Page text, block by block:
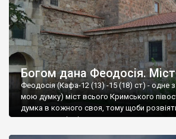
Богом дана Феодосія.
Феодосія (Кафа-12 (13) -15 (18) ст) - одне з
мою думку) міст всього Кримського
думка в кожного своя, тому щоби
запрошую відвідати це